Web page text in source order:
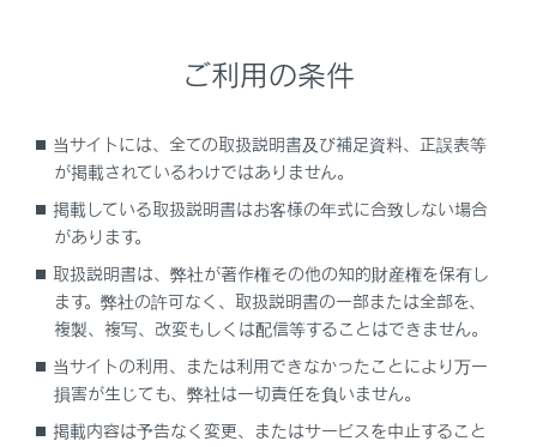
クリアランスソナー
合わせて見られているページ
Lexus Teammate Advanced Park
ご利用の条件
当サイトには、全ての取扱説明書及び補足資料、正誤表等
が掲載されているわけではありません。
掲載している取扱説明書はお客様の年式に合致しない場合
があります。
取扱説明書は、弊社が著作権その他の知的財産権を保有し
ます。弊社の許可なく、取扱説明書の一部または全部を、
複製、複写、改変もしくは配信等することはできません。
当サイトの利用、または利用できなかったことにより万一
損害が生じても、弊社は一切責任を負いません。
掲載内容は予告なく変更、またはサービスを中止すること